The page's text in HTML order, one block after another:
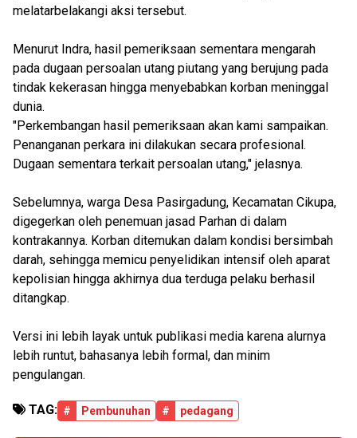
melatarbelakangi aksi tersebut.
Menurut Indra, hasil pemeriksaan sementara mengarah
pada dugaan persoalan utang piutang yang berujung pada
tindak kekerasan hingga menyebabkan korban meninggal
dunia.
"Perkembangan hasil pemeriksaan akan kami sampaikan.
Penanganan perkara ini dilakukan secara profesional.
Dugaan sementara terkait persoalan utang," jelasnya.
Sebelumnya, warga Desa Pasirgadung, Kecamatan Cikupa,
digegerkan oleh penemuan jasad Parhan di dalam
kontrakannya. Korban ditemukan dalam kondisi bersimbah
darah, sehingga memicu penyelidikan intensif oleh aparat
kepolisian hingga akhirnya dua terduga pelaku berhasil
ditangkap.
Versi ini lebih layak untuk publikasi media karena alurnya
lebih runtut, bahasanya lebih formal, dan minim
pengulangan.
TAG: # Pembunuhan # pedagang